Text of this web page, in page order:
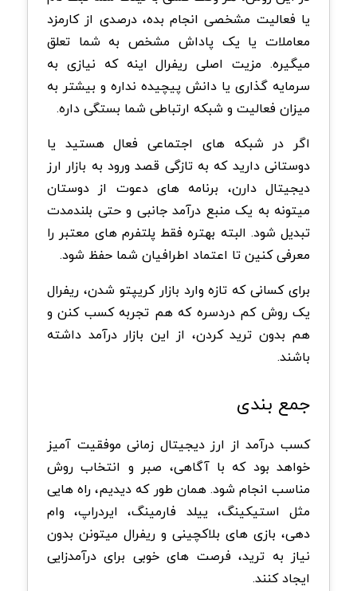
یا فعالیت مشخصی انجام بده، درصدی از کارمزد
معاملات یا یک پاداش مشخص به شما تعلق
میگیره. مزیت اصلی ریفرال اینه که نیازی به
سرمایه گذاری یا دانش پیچیده نداره و بیشتر به
میزان فعالیت و شبکه ارتباطی شما بستگی داره.
اگر در شبکه های اجتماعی فعال هستید یا
دوستانی دارید که به تازگی قصد ورود به بازار ارز
دیجیتال دارن، برنامه های دعوت از دوستان
میتونه به یک منبع درآمد جانبی و حتی بلندمدت
تبدیل شود. البته بهتره فقط پلتفرم های معتبر را
معرفی کنین تا اعتماد اطرافیان شما حفظ شود.
برای کسانی که تازه وارد بازار کریپتو شدن، ریفرال
یک روش کم دردسره که هم تجربه کسب کنن و
هم بدون ترید کردن، از این بازار درآمد داشته
باشند.
جمع بندی
کسب درآمد از ارز دیجیتال زمانی موفقیت آمیز
خواهد بود که با آگاهی، صبر و انتخاب روش
مناسب انجام شود. همان طور که دیدیم، راه هایی
مثل استیکینگ، ییلد فارمینگ، ایردراپ، وام
دهی، بازی های بلاکچینی و ریفرال میتونن بدون
نیاز به ترید، فرصت های خوبی برای درآمدزایی
ایجاد کنند.